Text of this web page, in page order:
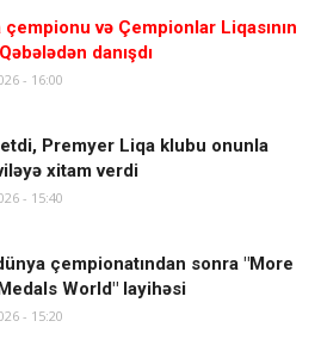
çempionu və Çempionlar Liqasının
danışdı
- 16:00
Premyer Liqa klubu onunla
xitam verdi
- 15:40
çempionatından sonra "More
World" layihəsi
- 15:20